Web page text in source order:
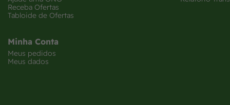
Receba Ofertas
Tabloide de Ofertas
Minha Conta
Meus pedidos
Meus dados